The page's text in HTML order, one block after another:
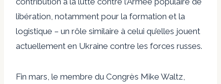
libération, notamment pour la formation et la
logistique – un rôle similaire à celui qu’elles jouent
actuellement en Ukraine contre les forces russes.
Fin mars, le membre du Congrès Mike Waltz,